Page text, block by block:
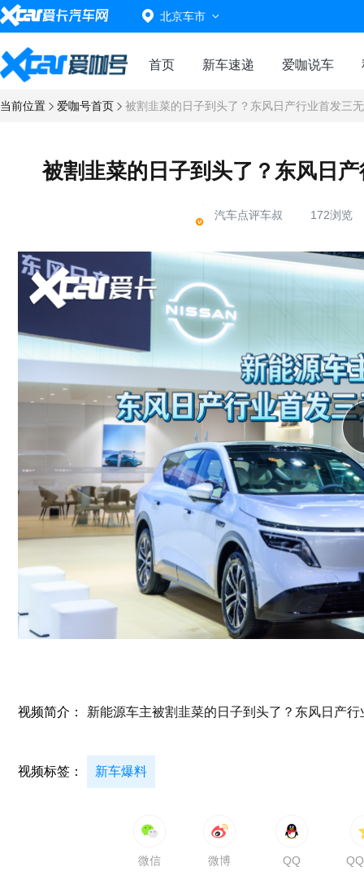
北京车市
首页 新车速递 爱咖说车
当前位置 爱咖号首页 被割韭菜的日子到头了？东风日产行业首发三
被割韭菜的日子到头了？东风日
汽车点评车叔 172浏览
视频简介： 新能源车主被割韭菜的日子到头了？东风日产
视频标签： 新车爆料
微信 微博 QQ